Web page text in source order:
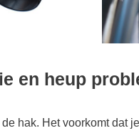
en heup
hak. Het voorkomt dat